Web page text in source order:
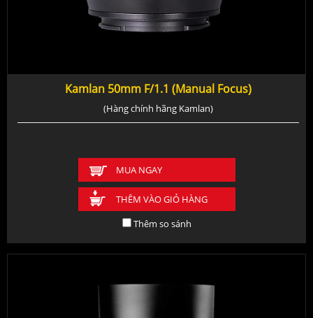
Kamlan 50mm F/1.1 (Manual Focus)
(Hàng chính hãng Kamlan)
MUA NGAY
THÊM VÀO GIỎ HÀNG
Thêm so sánh